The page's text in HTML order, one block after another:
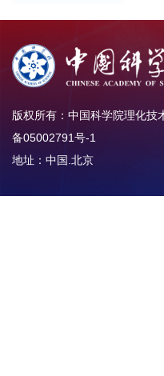
版权所有：中国科学院理化技
备05002791号-1
地址：中国.北京